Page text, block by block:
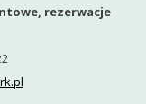
rezerwacje